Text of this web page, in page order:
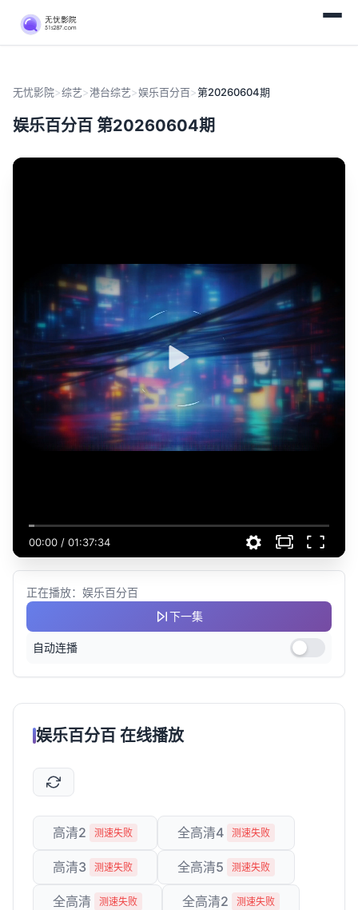
无忧影院>综艺>港台综艺>娱乐百分百>第20260604期
娱乐百分百 第20260604期
00:00 / 01:37:34
正在播放：娱乐百分百
下一集
自动连播
娱乐百分百 在线播放
高清2 测速失败 全高清4 测速失败
高清3 测速失败 全高清5 测速失败
全高清 测速失败 全高清2 测速失败